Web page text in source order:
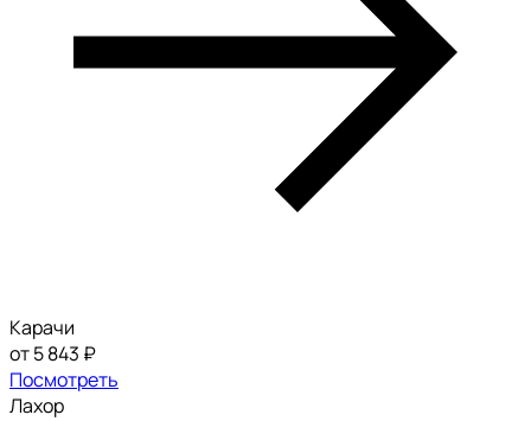
Карачи
от 5 843 ₽
Посмотреть
Лахор